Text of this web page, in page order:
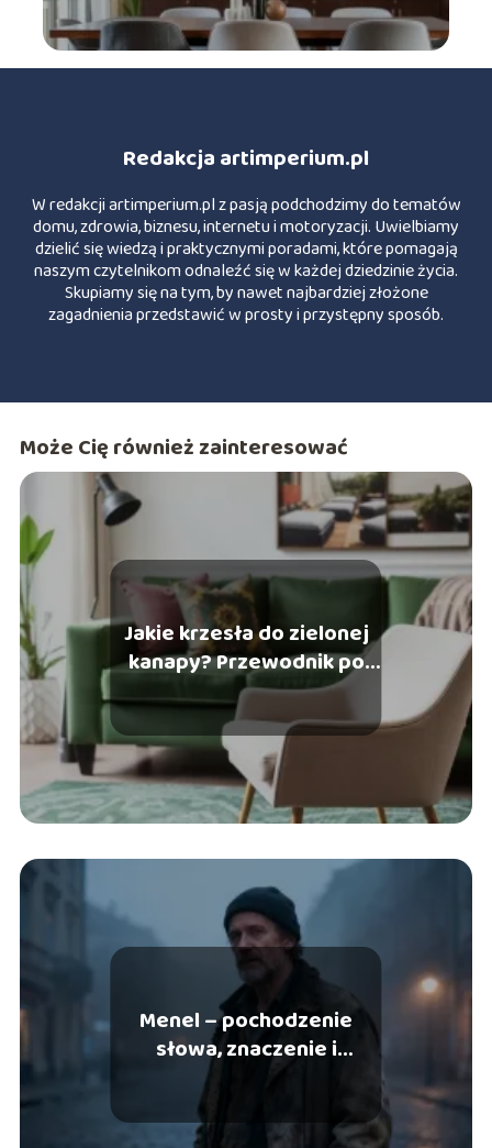
Redakcja artimperium.pl
W redakcji artimperium.pl z pasją podchodzimy do tematów
domu, zdrowia, biznesu, internetu i motoryzacji. Uwielbiamy
dzielić się wiedzą i praktycznymi poradami, które pomagają
naszym czytelnikom odnaleźć się w każdej dziedzinie życia.
Skupiamy się na tym, by nawet najbardziej złożone
zagadnienia przedstawić w prosty i przystępny sposób.
Może Cię również zainteresować
Jakie krzesła do zielonej
kanapy? Przewodnik po
idealnych zestawach
Menel – pochodzenie
słowa, znaczenie i
synonimy